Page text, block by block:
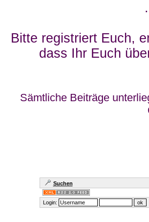
Bitte registriert Euch,
dass Ihr Euch
Sämtliche Beiträge
Suchen
Login: